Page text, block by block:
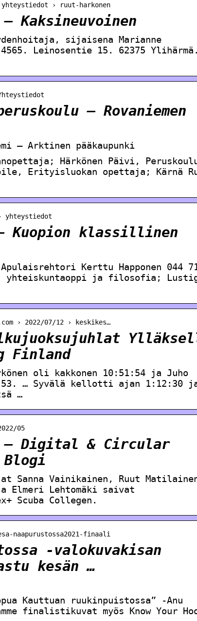
› ruut-harkonen
Kaksineuvoinen
sijaisena Marianne
Leinosentie 15. 62375 Ylihärmä.
– Rovaniemen
– Arktinen pääkaupunki
Härkönen Päivi,
Erityisluokan opettaja; Kärnä
Kuopion klassillinen
Kerttu Happonen 044
yhteiskuntaoppi ja filosofia;
› 2022/07/12 › keskikes…
Finland
oli kakkonen 10:51:54 ja Juho
… Syvälä kellotti ajan 1:12:30
…
05
– Digital & Circular
Blogi
Sanna Vainikainen, Ruut
Elmeri Lehtomäki saivat
Scuba Collegen.
naapurustossa2021-finaali
-valokuvakisan
kesän …
Kauttuan ruukinpuistossa” -Anu
finalistikuvat myös Know Your